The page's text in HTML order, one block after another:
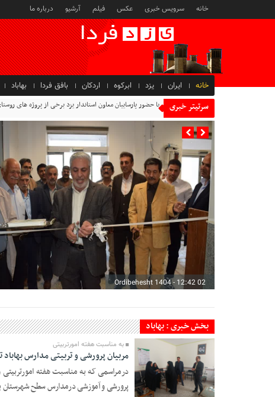
خانه سرویس خبری عکس فیلم آرشیو درباره ما
خانه ایران یزد ابرکوه اردکان بافق فردا بهاباد
سرتیتر خبری با حضور پارساییان معاون استاندار یزد برخی از پروژه های
02 Ordibehesht 1404 - 12:42
بخش خبری : بهاباد
07 Esfand 1403 -
به مناسبت هفته امورتربیتی
مربیان پرورشی و تربیتی مدارس
درمراسمی که به مناسبت هفته
پرورشی و آموزشی درمدارس سطح شهرستان